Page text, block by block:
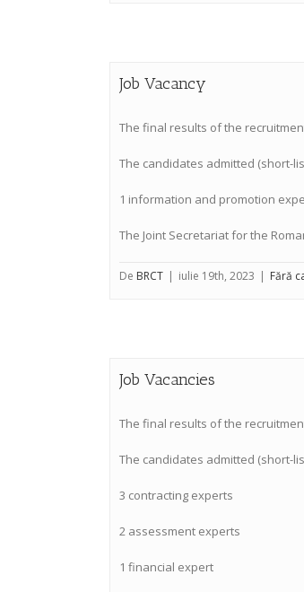
Job Vacancy
The final results of the
The candidates admitted (short-
1 information and promotion
The Joint Secretariat for the
De BRCT | iulie 19th, 2023 | Fără
Job Vacancies
The final results of the
The candidates admitted (short-
3 contracting experts
2 assessment experts
1 financial expert